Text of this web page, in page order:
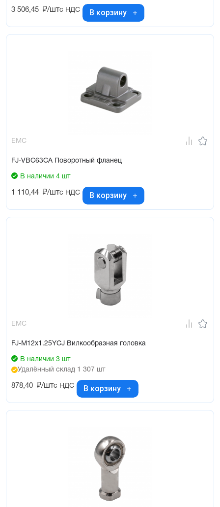
3 506,45 ₽/штс НДС В корзину
EMC
FJ-VBC63CA Поворотный фланец
В наличии 4 шт
1 110,44 ₽/штс НДС В корзину
EMC
FJ-M12x1.25YCJ Вилкообразная головка
В наличии 3 шт
Удалённый склад 1 307 шт
878,40 ₽/штс НДС В корзину